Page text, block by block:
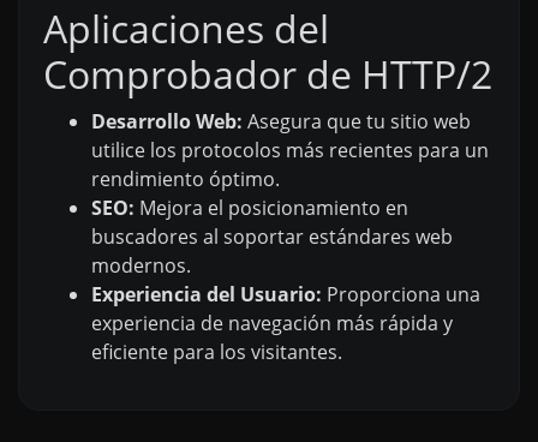
Aplicaciones del
Comprobador de HTTP/2
Desarrollo Web: Asegura que tu sitio web
utilice los protocolos más recientes para un
rendimiento óptimo.
SEO: Mejora el posicionamiento en
buscadores al soportar estándares web
modernos.
Experiencia del Usuario: Proporciona una
experiencia de navegación más rápida y
eficiente para los visitantes.